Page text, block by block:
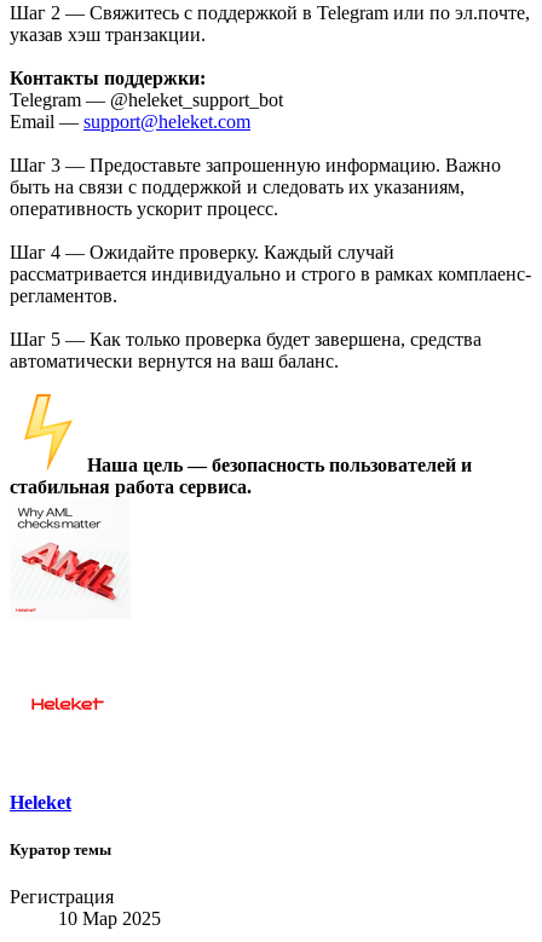
Шаг 2 — Свяжитесь с поддержкой в Telegram или по эл.почте,
указав хэш транзакции.
Контакты поддержки:
Telegram — @heleket_support_bot
Email — support@heleket.com
Шаг 3 — Предоставьте запрошенную информацию. Важно
быть на связи с поддержкой и следовать их указаниям,
оперативность ускорит процесс.
Шаг 4 — Ожидайте проверку. Каждый случай
рассматривается индивидуально и строго в рамках комплаенс-
регламентов.
Шаг 5 — Как только проверка будет завершена, средства
автоматически вернутся на ваш баланс.
Наша цель — безопасность пользователей и
стабильная работа сервиса.
Heleket
Куратор темы
Регистрация
10 Мар 2025